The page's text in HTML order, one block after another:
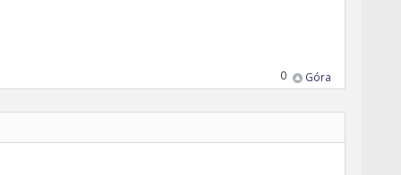
Góra
0